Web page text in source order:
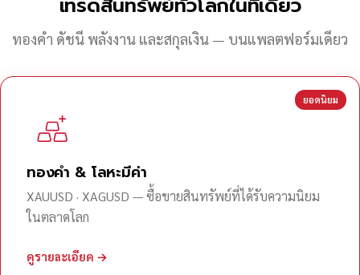
ทองคำ ดัชนี พลังงาน และสกุลเงิน — บนแพลตฟอร์มเดียว
ยอดนิยม
ทองคำ & โลหะมีค่า
XAUUSD · XAGUSD — ซื้อขายสินทรัพย์ที่ได้รับความนิยม
ในตลาดโลก
ดูรายละเอียด →